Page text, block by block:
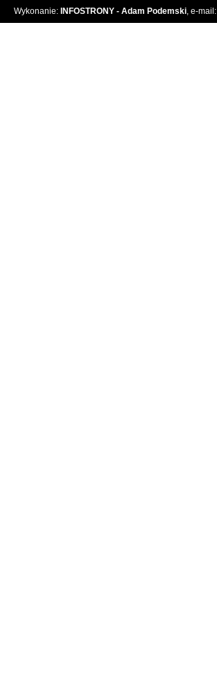
Wykonanie: INFOSTRONY - Adam Podemski, e-mail: